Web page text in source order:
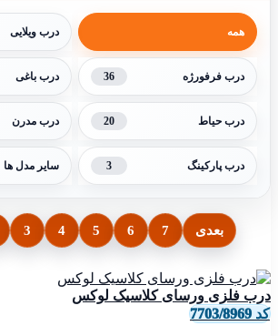
همه درب ویلایی
درب فرفورژه 36 درب باغی
درب حیاط 20 درب مدرن
درب پارکینگ 3 سایر مدل ها
3 4 5 6 7 بعدی
درب فلزی ورسای کلاسیک لوکس
کد 7703/8969